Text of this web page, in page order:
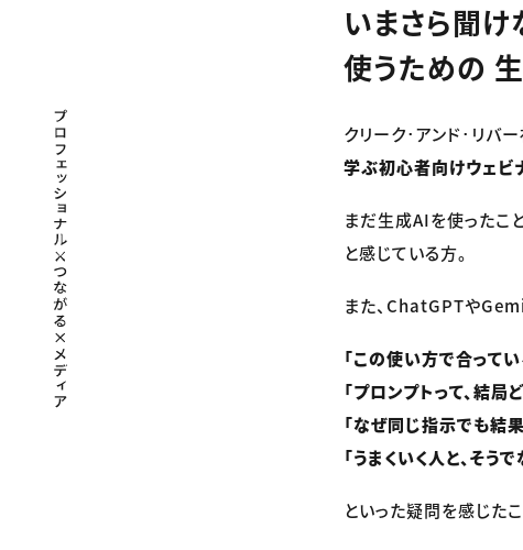
いまさら聞
使うための
クリーク･アンド･リバ
学ぶ初心者向けウェビ
まだ生成AIを使ったこ
と感じている方。
また、ChatGPTや
「この使い方で合ってい
「プロンプトって、結局
「なぜ同じ指示でも結
「うまくいく人と、そう
といった疑問を感じた